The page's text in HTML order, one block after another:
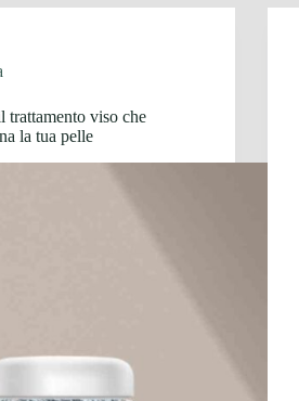
trattamento viso che
la tua pelle